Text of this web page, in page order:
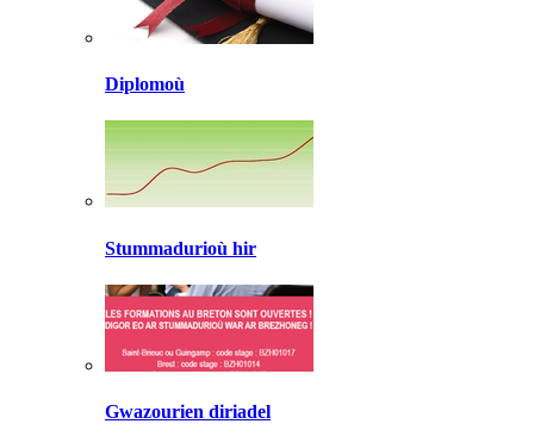
Diplomoù
Stummadurioù hir
Gwazourien diriadel